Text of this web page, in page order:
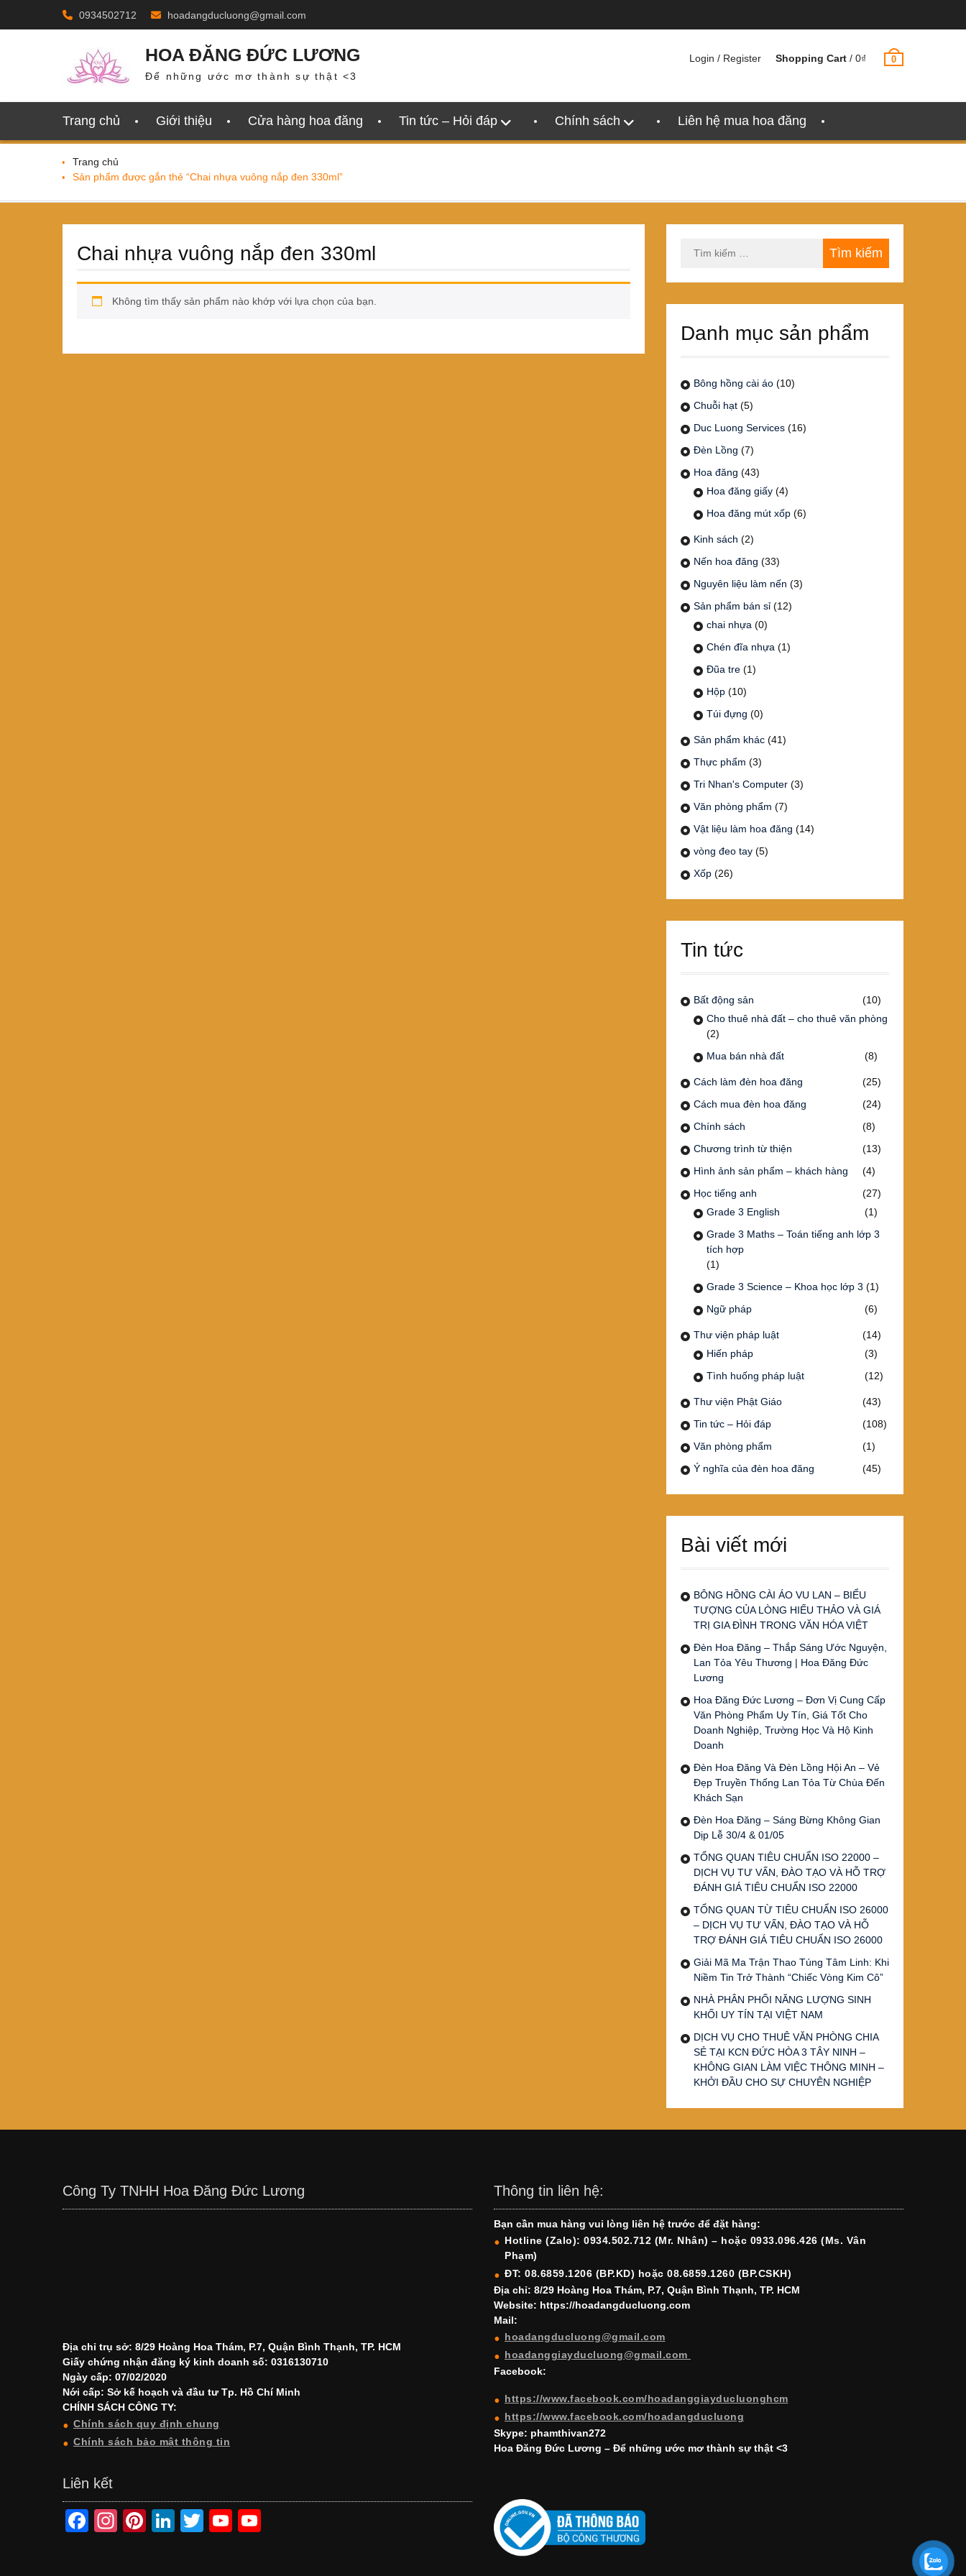
0934502712 hoadangducluong@gmail.com
HOA ĐĂNG ĐỨC LƯƠNG
Để những ước mơ thành sự thật <3
Login / Register Shopping Cart / 0₫ 0
Trang chủ Giới thiệu Cửa hàng hoa đăng Tin tức – Hỏi đáp Chính sách Liên hệ mua hoa đăng
Trang chủ
Sản phẩm được gắn thẻ “Chai nhựa vuông nắp đen 330ml”
Chai nhựa vuông nắp đen 330ml
Không tìm thấy sản phẩm nào khớp với lựa chọn của bạn.
kiếm
Danh mục sản phẩm
Bông hồng cài áo (10)
Chuỗi hạt (5)
Duc Luong Services (16)
Đèn Lồng (7)
Hoa đăng (43)
Hoa đăng giấy (4)
Hoa đăng mút xốp (6)
Kinh sách (2)
Nến hoa đăng (33)
Nguyên liệu làm nến (3)
Sản phẩm bán sỉ (12)
chai nhựa (0)
Chén đĩa nhựa (1)
Đũa tre (1)
Hộp (10)
Túi đựng (0)
Sản phẩm khác (41)
Thực phẩm (3)
Tri Nhan's Computer (3)
Văn phòng phẩm (7)
Vật liệu làm hoa đăng (14)
vòng đeo tay (5)
Xốp (26)
Tin tức
Bất động sản
(10)
Cho thuê nhà đất – cho thuê văn phòng
(2)
Mua bán nhà đất
(8)
Cách làm đèn hoa đăng
(25)
Cách mua đèn hoa đăng
(24)
Chính sách
(8)
Chương trình từ thiện
(13)
Hình ảnh sản phẩm – khách hàng
(4)
Học tiếng anh
(27)
Grade 3 English
(1)
Grade 3 Maths – Toán tiếng anh lớp 3
tích hợp
(1)
Grade 3 Science – Khoa học lớp 3 (1)
Ngữ pháp
(6)
Thư viện pháp luật
(14)
Hiến pháp
(3)
Tình huống pháp luật
(12)
Thư viện Phật Giáo
(43)
Tin tức – Hỏi đáp
(108)
Văn phòng phẩm
(1)
Ý nghĩa của đèn hoa đăng
(45)
Bài viết mới
BÔNG HỒNG CÀI ÁO VU LAN – BIỂU
TƯỢNG CỦA LÒNG HIẾU THẢO VÀ GIÁ
TRỊ GIA ĐÌNH TRONG VĂN HÓA VIỆT
Đèn Hoa Đăng – Thắp Sáng Ước Nguyện,
Lan Tỏa Yêu Thương | Hoa Đăng Đức
Lương
Hoa Đăng Đức Lương – Đơn Vị Cung Cấp
Văn Phòng Phẩm Uy Tín, Giá Tốt Cho
Doanh Nghiệp, Trường Học Và Hộ Kinh
Doanh
Đèn Hoa Đăng Và Đèn Lồng Hội An – Vẻ
Đẹp Truyền Thống Lan Tỏa Từ Chùa Đến
Khách Sạn
Đèn Hoa Đăng – Sáng Bừng Không Gian
Dịp Lễ 30/4 & 01/05
TỔNG QUAN TIÊU CHUẨN ISO 22000 –
DỊCH VỤ TƯ VẤN, ĐÀO TẠO VÀ HỖ TRỢ
ĐÁNH GIÁ TIÊU CHUẨN ISO 22000
TỔNG QUAN TỪ TIÊU CHUẨN ISO 26000
– DỊCH VỤ TƯ VẤN, ĐÀO TẠO VÀ HỖ
TRỢ ĐÁNH GIÁ TIÊU CHUẨN ISO 26000
Giải Mã Ma Trận Thao Túng Tâm Linh: Khi
Niềm Tin Trở Thành “Chiếc Vòng Kim Cô”
NHÀ PHÂN PHỐI NĂNG LƯỢNG SINH
KHỐI UY TÍN TẠI VIỆT NAM
DỊCH VỤ CHO THUÊ VĂN PHÒNG CHIA
SẺ TẠI KCN ĐỨC HÒA 3 TÂY NINH –
KHÔNG GIAN LÀM VIỆC THÔNG MINH –
KHỞI ĐẦU CHO SỰ CHUYÊN NGHIỆP
Công Ty TNHH Hoa Đăng Đức Lương
Địa chỉ trụ sở: 8/29 Hoàng Hoa Thám, P.7, Quận Bình Thạnh, TP. HCM
Giấy chứng nhận đăng ký kinh doanh số: 0316130710
Ngày cấp: 07/02/2020
Nới cấp: Sở kế hoạch và đầu tư Tp. Hồ Chí Minh
CHÍNH SÁCH CÔNG TY:
Chính sách quy định chung
Chính sách bảo mật thông tin
Liên kết
F
In
Pi
Li
T
Y
Thông tin liên hệ:
Bạn cần mua hàng vui lòng liên hệ trước để đặt hàng:
Hotline (Zalo): 0934.502.712 (Mr. Nhân) – hoặc 0933.096.426 (Ms. Vân
Phạm)
ĐT: 08.6859.1206 (BP.KD) hoặc 08.6859.1260 (BP.CSKH)
Địa chỉ: 8/29 Hoàng Hoa Thám, P.7, Quận Bình Thạnh, TP. HCM
Website: https://hoadangducluong.com
Mail:
hoadangducluong@gmail.com
hoadanggiayducluong@gmail.com
Facebook:
https://www.facebook.com/hoadanggiayducluonghcm
https://www.facebook.com/hoadangducluong
Skype: phamthivan272
Hoa Đăng Đức Lương – Để những ước mơ thành sự thật <3